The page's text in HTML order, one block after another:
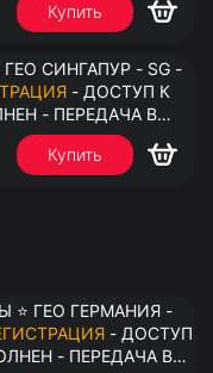
Купить
ГЕО СИНГАПУР - SG -
- ДОСТУП К
- ПЕРЕДАЧА В
Купить
-
- ДОСТУП
- ПЕРЕДАЧА В